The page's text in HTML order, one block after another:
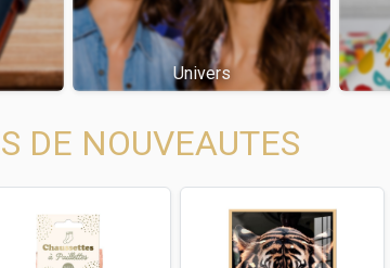
Univers
DE NOUVEAUTES